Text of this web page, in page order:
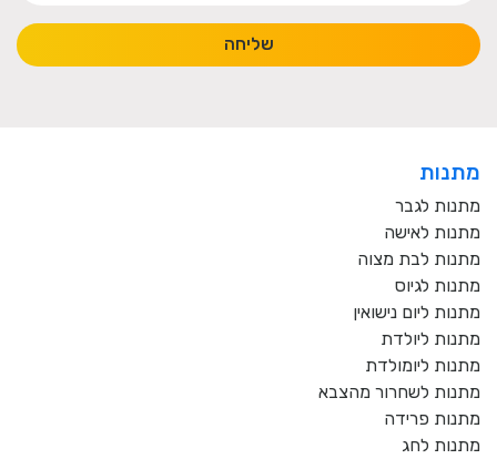
שליחה
מתנות
מתנות לגבר
מתנות לאישה
מתנות לבת מצוה
מתנות לגיוס
מתנות ליום נישואין
מתנות ליולדת
מתנות ליומולדת
מתנות לשחרור מהצבא
מתנות פרידה
מתנות לחג